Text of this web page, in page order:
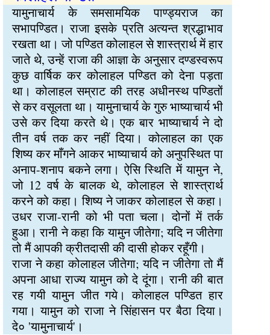
यामुनाचार्य के समसामयिक पाण्ड्यराज का
सभापण्डित। राजा इसके प्रति अत्यन्त श्रद्धाभाव
रखता था। जो पण्डित कोलाहल से शास्त्रार्थ में हार
जाते थे, उन्हें राजा की आज्ञा के अनुसार दण्डस्वरूप
कुछ वार्षिक कर कोलाहल पण्डित को देना पड़ता
था। कोलाहल सम्राट की तरह अधीनस्थ पण्डितों
से कर वसूलता था। यामुनाचार्य के गुरु भाष्याचार्य भी
उसे कर दिया करते थे। एक बार भाष्याचार्य ने दो
तीन वर्ष तक कर नहीं दिया। कोलाहल का एक
शिष्य कर माँगने आकर भाष्याचार्य को अनुपस्थित पा
अनाप-शनाप बकने लगा। ऐसि स्थिति में यामुन ने,
जो 12 वर्ष के बालक थे, कोलाहल से शास्त्रार्थ
करने को कहा। शिष्य ने जाकर कोलाहल से कहा।
उधर राजा-रानी को भी पता चला। दोनों में तर्क
हुआ। रानी ने कहा कि यामुन जीतेगा; यदि न जीतेगा
तो मैं आपकी क्रीतदासी की दासी होकर रहूँगी।
राजा ने कहा कोलाहल जीतेगा; यदि न जीतेगा तो मैं
अपना आधा राज्य यामुन को दे दूंगा। रानी की बात
रह गयी यामुन जीत गये। कोलाहल पण्डित हार
गया। यामुन को राजा ने सिंहासन पर बैठा दिया।
दे० 'यामुनाचार्य'।